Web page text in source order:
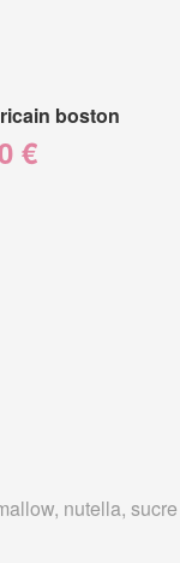
boston
€
nutella,